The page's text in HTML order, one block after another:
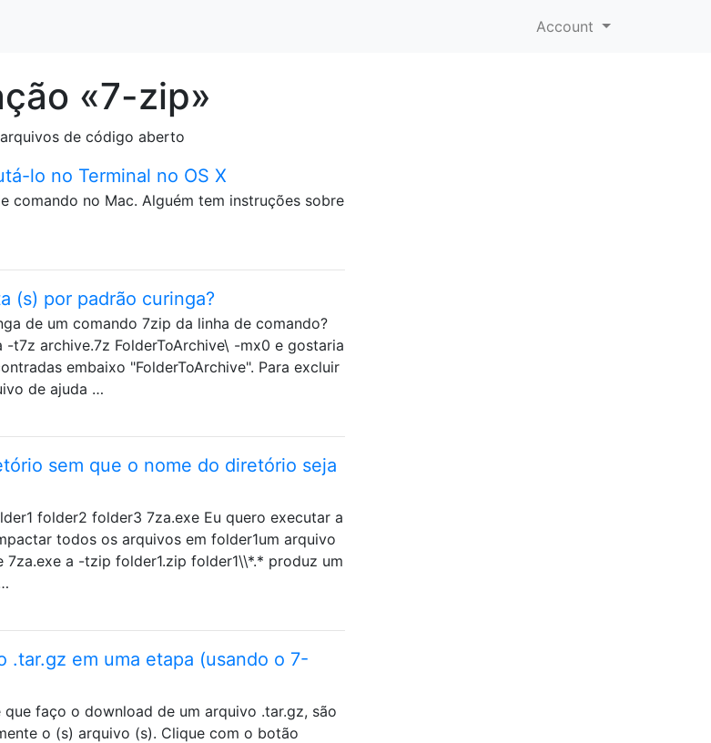
Account
«7-zip»
de código aberto
lo no Terminal no OS X
comando no Mac. Alguém tem instruções sobre
(s) por padrão curinga?
de um comando 7zip da linha de comando?
t7z archive.7z FolderToArchive\ -mx0 e gostaria
embaixo "FolderToArchive". Para excluir
de ajuda …
sem que o nome do diretório seja
folder2 folder3 7za.exe Eu quero executar a
todos os arquivos em folder1um arquivo
a -tzip folder1.zip folder1\\*.* produz um
.tar.gz em uma etapa (usando o 7-
faço o download de um arquivo .tar.gz, são
o (s) arquivo (s). Clique com o botão